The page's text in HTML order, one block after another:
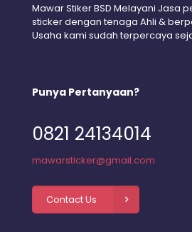
Mawar Stiker BSD Melayani Jasa
sticker dengan tenaga Ahli &
Usaha kami sudah terpercaya
Punya Pertanyaan?
0821 24134014
mawarsticker@gmail.com
Contact Us